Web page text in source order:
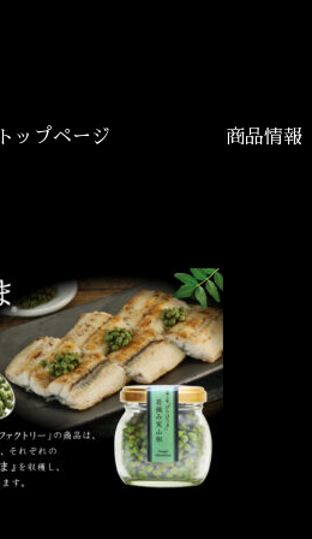
トップページ 商品情報